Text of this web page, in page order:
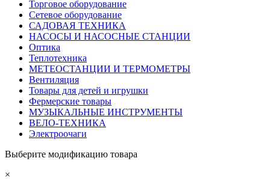
Торговое оборудование
Сетевое оборудование
САДОВАЯ ТЕХНИКА
НАСОСЫ И НАСОСНЫЕ СТАНЦИИ
Оптика
Теплотехника
МЕТЕОСТАНЦИИ И ТЕРМОМЕТРЫ
Вентиляция
Товары для детей и игрушки
Фермерские товары
МУЗЫКАЛЬНЫЕ ИНСТРУМЕНТЫ
ВЕЛО-ТЕХНИКА
Электроочаги
Выберите модификацию товара
×